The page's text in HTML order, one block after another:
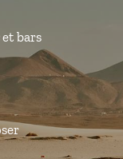
et bars